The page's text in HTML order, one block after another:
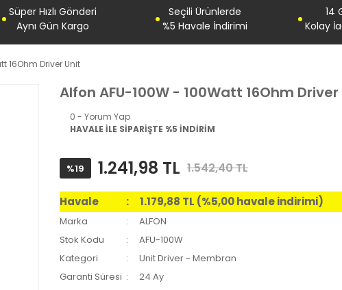
Süper Hızlı Gönderi
Aynı Gün Kargo
Seçili Ürünlerde
%5 Havale İndirimi
14
Kolay
16Ohm Driver Unit
Alfon AFU-100W - 100Watt 16Ohm Driver
0 - Yorum Yap
HAVALE İLE SİPARİŞTE %5 İNDİRİM
%19 1.241,98 TL 1.542,40 TL
Havale 1.179,88 TL (%5,00 havale indirimi)
Marka
ALFON
Stok Kodu
AFU-100W
Kategori
Unit Driver - Membran
Garanti Süresi
24 Ay